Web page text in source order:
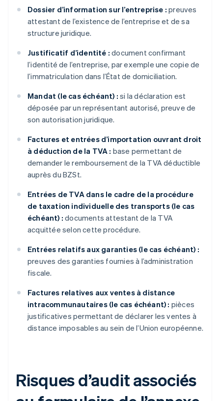
Dossier d’information sur l’entreprise : preuves
attestant de l’existence de l’entreprise et de sa
structure juridique.
Justificatif d’identité : document confirmant
l’identité de l’entreprise, par exemple une copie de
l’immatriculation dans l’État de domiciliation.
Mandat (le cas échéant) : si la déclaration est
déposée par un représentant autorisé, preuve de
son autorisation juridique.
Factures et entrées d’importation ouvrant droit
à déduction de la TVA : base permettant de
demander le remboursement de la TVA déductible
auprès du BZSt.
Entrées de TVA dans le cadre de la procédure
de taxation individuelle des transports (le cas
échéant) : documents attestant de la TVA
acquittée selon cette procédure.
Entrées relatifs aux garanties (le cas échéant) :
preuves des garanties fournies à l’administration
fiscale.
Factures relatives aux ventes à distance
intracommunautaires (le cas échéant) : pièces
justificatives permettant de déclarer les ventes à
distance imposables au sein de l’Union européenne.
Risques d’audit associés